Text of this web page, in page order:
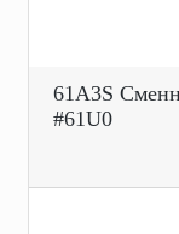
61A3S
#61U0